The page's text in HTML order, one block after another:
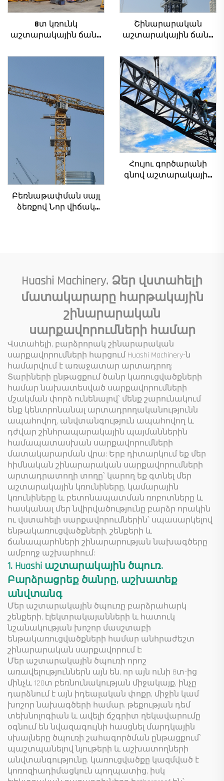
8տ կռունկ
աշտարակային ճանկ
մրցունակ գնով
Շինարարական
աշտարակային ճանկ
բեռնամբարի
հզորությամբ, նոր
ատամնանիվի արկղ,
ատամնանիվի շարժիչ,
աստիճանավոր
ստորին մաս
Բեռնաթափման սայլ
ձեռքով Նոր վիճակ
մանժեթ պոմպ շարժիչ
Ներքին
բեռնվածություն
Հույու գործարանի
գնով աշտարակային
Huashi Machinery. Ձեր վստահելի
մատակարարը հարթակային
շինարարական
սարքավորումների համար
Վստահելի, բարձրորակ շինարարական
սարքավորումների հարցում Huashi Machinery-ն
համարվում է առաջատար արտադրող:
Տարիների ընթացքում ծանր կառուցվածքների
համար նախատեսված սարքավորումների
մշակման փորձ ունենալով՝ մենք շարունակում
ենք կենտրոնանալ արտադրողականությունն
ապահովող, անվտանգություն ապահովող և
դժվար շինհրապարակային պայմաններին
համապատասխան սարքավորումների
մատակարարման վրա: Երբ դիտարկում եք մեր
հիմնական շինարարական սարքավորումների
արտադրատողի տողը՝ կարող եք գտնել մեր
աշտարակային կռունիները, կամարային
կռունիները և բետոնապատման ռոբոտները և
հասկանալ մեր նվիրվածությունը բարձր որակին
ու վստահելի սարքավորումներին՝ սպասարկելով
ենթակառուցվածքների, շենքերի և
ճանապարհների շինարարության նախագծերը
ամբողջ աշխարհում:
1. Huashi աշտարակային ծպուռ.
Բարձրացրեք ծանրը, աշխատեք
անվտանգ
Մեր աշտարակային ծպուռը բարձրահարկ
շենքերի, էլեկտրակայանների և հատուկ
նշանակության խոշոր մասշտաբի
ենթակառուցվածքների համար անհրաժեշտ
շինարարական սարքավորում է:
Մեր աշտարակային ծպուռի որոշ
առավելություններն այն են, որ այն ունի 8տ-ից
մինչև 120տ բեռնունակության միջակայք, ինչը
դարձնում է այն իդեալական փոքր, միջին կամ
խոշոր նախագծերի համար. թեքության դեմ
տեխնոլոգիան և ավելի ճշգրիտ ղեկավարումը
օգնում են նվազագույնի հասցնել մարդկային
սխալները ծպուռի շահագործման ընթացքում՝
պաշտպանելով նյութերի և աշխատողների
անվտանգությունը. կառուցվածքը կազմված է
կոռոզիադիմացկուն պողպատից, իսկ